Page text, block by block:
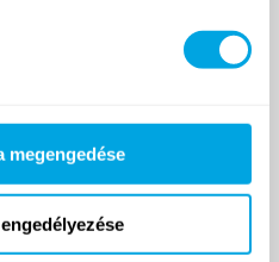
megengedése